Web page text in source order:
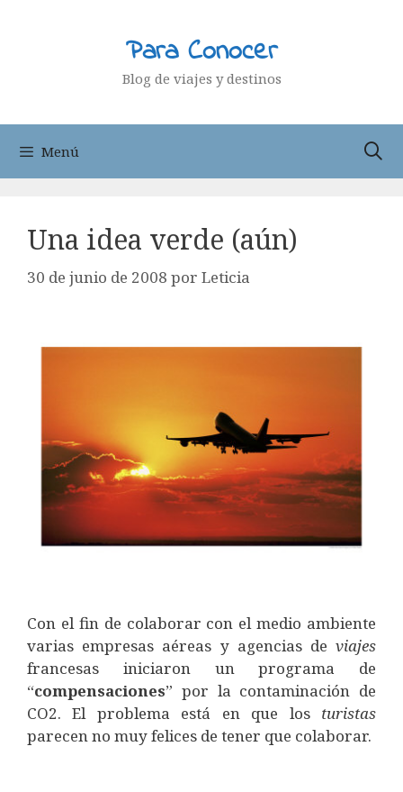
Para Conocer
Blog de viajes y destinos
Menú
Una idea verde (aún)
30 de junio de 2008 por Leticia
Con el fin de colaborar con el medio ambiente
varias empresas aéreas y agencias de viajes
francesas iniciaron un programa de
“compensaciones” por la contaminación de
CO2. El problema está en que los turistas
parecen no muy felices de tener que colaborar.